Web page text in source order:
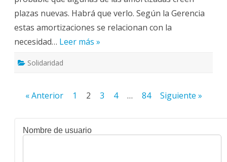
Centros,
Unidades
y
Servicios
estresados.
plazas nuevas. Habrá que verlo. Según la Gerencia
estas amortizaciones se relacionan con la
necesidad… Leer más »
Solidaridad
Paginación
entradas
« Anterior 1 2 3 4 … 84 Siguiente »
Nombre de usuario